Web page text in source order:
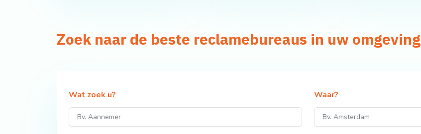
Zoek naar de beste reclamebureaus in uw omgeving
Wat zoek u? Waar?